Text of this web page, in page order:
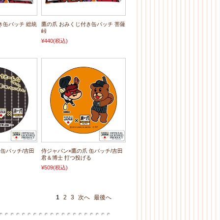
缶バッチ 総統
鷹の爪 おみくじ付き缶バッチ 菩薩
峠
¥440(税込)
バッチ/吉田
侍ジャパン×鷹の爪 缶バッチ/吉田
君＆博士 打つ投げる
¥509(税込)
1 2 3 次へ 最後へ